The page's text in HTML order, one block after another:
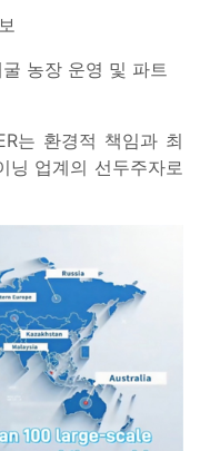
농장 운영 및 파트
는 환경적 책임과 최
닝 업계의 선두주자로